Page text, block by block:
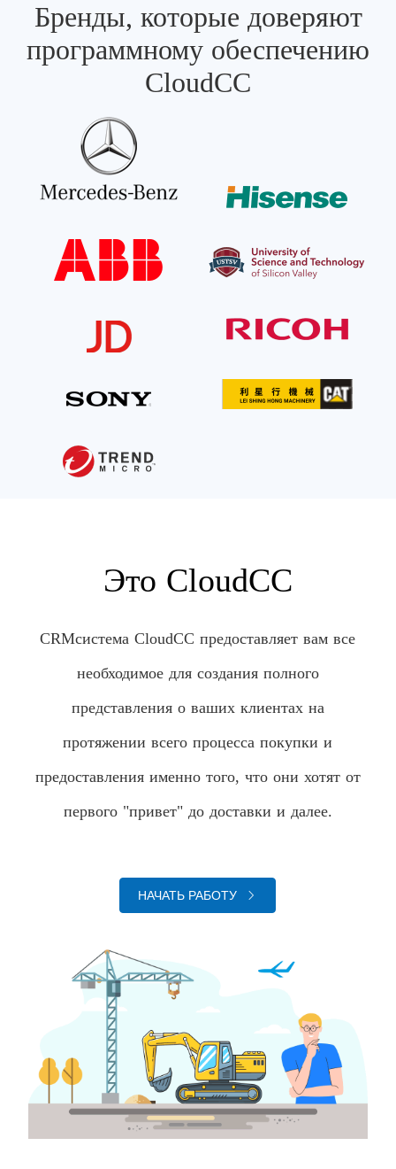
Бренды, которые доверяют
программному обеспечению
CloudCC
Это CloudCC
CRMсистема CloudCC предоставляет вам все
необходимое для создания полного
представления о ваших клиентах на
протяжении всего процесса покупки и
предоставления именно того, что они хотят от
первого "привет" до доставки и далее.
НАЧАТЬ РАБОТУ